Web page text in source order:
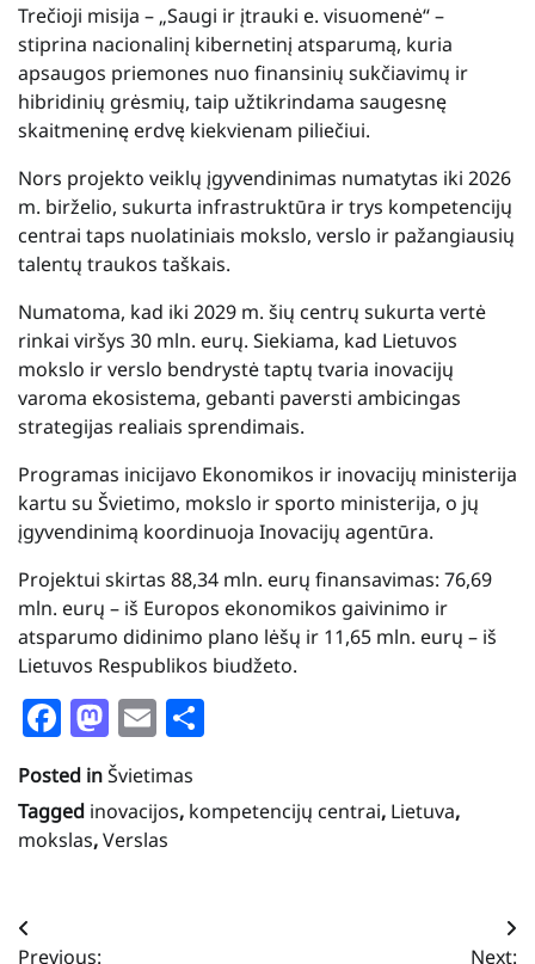
Trečioji misija – „Saugi ir įtrauki e. visuomenė“ –
stiprina nacionalinį kibernetinį atsparumą, kuria
apsaugos priemones nuo finansinių sukčiavimų ir
hibridinių grėsmių, taip užtikrindama saugesnę
skaitmeninę erdvę kiekvienam piliečiui.
Nors projekto veiklų įgyvendinimas numatytas iki 2026
m. birželio, sukurta infrastruktūra ir trys kompetencijų
centrai taps nuolatiniais mokslo, verslo ir pažangiausių
talentų traukos taškais.
Numatoma, kad iki 2029 m. šių centrų sukurta vertė
rinkai viršys 30 mln. eurų. Siekiama, kad Lietuvos
mokslo ir verslo bendrystė taptų tvaria inovacijų
varoma ekosistema, gebanti paversti ambicingas
strategijas realiais sprendimais.
Programas inicijavo Ekonomikos ir inovacijų ministerija
kartu su Švietimo, mokslo ir sporto ministerija, o jų
įgyvendinimą koordinuoja Inovacijų agentūra.
Projektui skirtas 88,34 mln. eurų finansavimas: 76,69
mln. eurų – iš Europos ekonomikos gaivinimo ir
atsparumo didinimo plano lėšų ir 11,65 mln. eurų – iš
Lietuvos Respublikos biudžeto.
Facebook
Mastodon
Email
Posted inŠvietimas
Tagged inovacijos, kompetencijų centrai, Lietuva,
mokslas,Verslas
Navigacija
Previous: Next: